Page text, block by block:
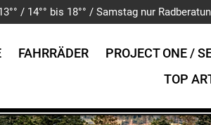
/ 14°° bis 18°° / Samstag nur
FAHRRÄDER PROJECT ONE /
TOP